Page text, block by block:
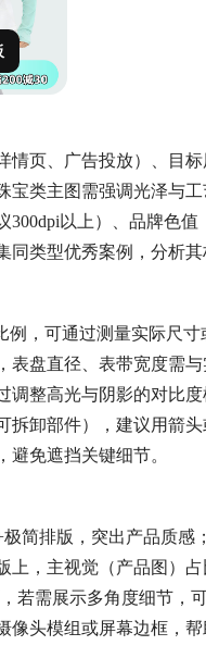
情页、广告投放）、目
宝类主图需强调光泽与
以上）、品牌色值
类型优秀案例，分析其
例，可通过测量实际尺
盘直径、表带宽度需
调整高光与阴影的对比
拆卸部件），建议用箭
免遮挡关键细节。
简排版，突出产品质感
，主视觉（产品图）占
若需展示多角度细节，
头模组或屏幕边框，帮